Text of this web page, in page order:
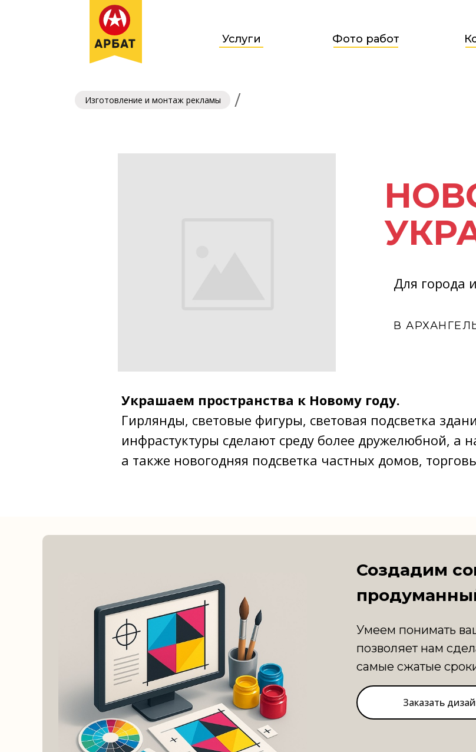
Услуги Фото работ
/
Изготовление и монтаж рекламы
В
Для города
Украшаем пространства к Новому году.
Гирлянды, световые фигуры, световая подсветка
инфрастуктуры сделают среду более дружелюбной, а
а также новогодняя подсветка частных домов,
Декоративная подсветка
Украшение городских
пространств
Новогодние
Новогоднее
Создадим
Умеем понимать
позволяет нам
самые сжатые
Заказать